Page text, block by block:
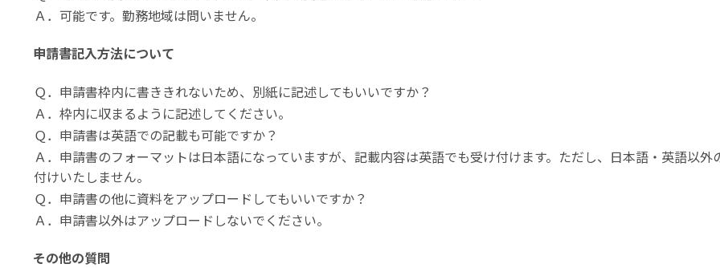
Ａ．可能です。勤務地域は問いません。
申請書記入方法について
Ｑ．申請書枠内に書ききれないため、別紙に記述してもいいですか？
Ａ．枠内に収まるように記述してください。
Ｑ．申請書は英語での記載も可能ですか？
Ａ．申請書のフォーマットは日本語になっていますが、記載内容は英語でも受け付けます。ただし、日本語・英語以外
付けいたしません。
Ｑ．申請書の他に資料をアップロードしてもいいですか？
Ａ．申請書以外はアップロードしないでください。
その他の質問